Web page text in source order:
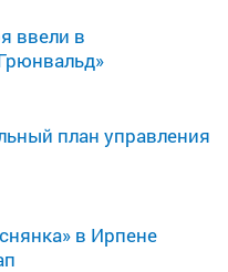
ввели в
план управления
в Ирпене